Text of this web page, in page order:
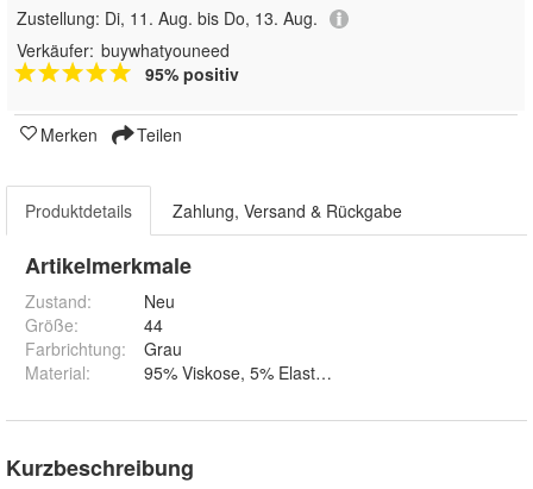
Zustellung: Di, 11. Aug. bis Do, 13. Aug.
Verkäufer: buywhatyouneed
95% positiv
Merken Teilen
Produktdetails Zahlung, Versand & Rückgabe
Artikelmerkmale
Zustand:
Neu
Größe:
44
Farbrichtung:
Grau
Material: 95% Viskose, 5% Elasthan
Kurzbeschreibung